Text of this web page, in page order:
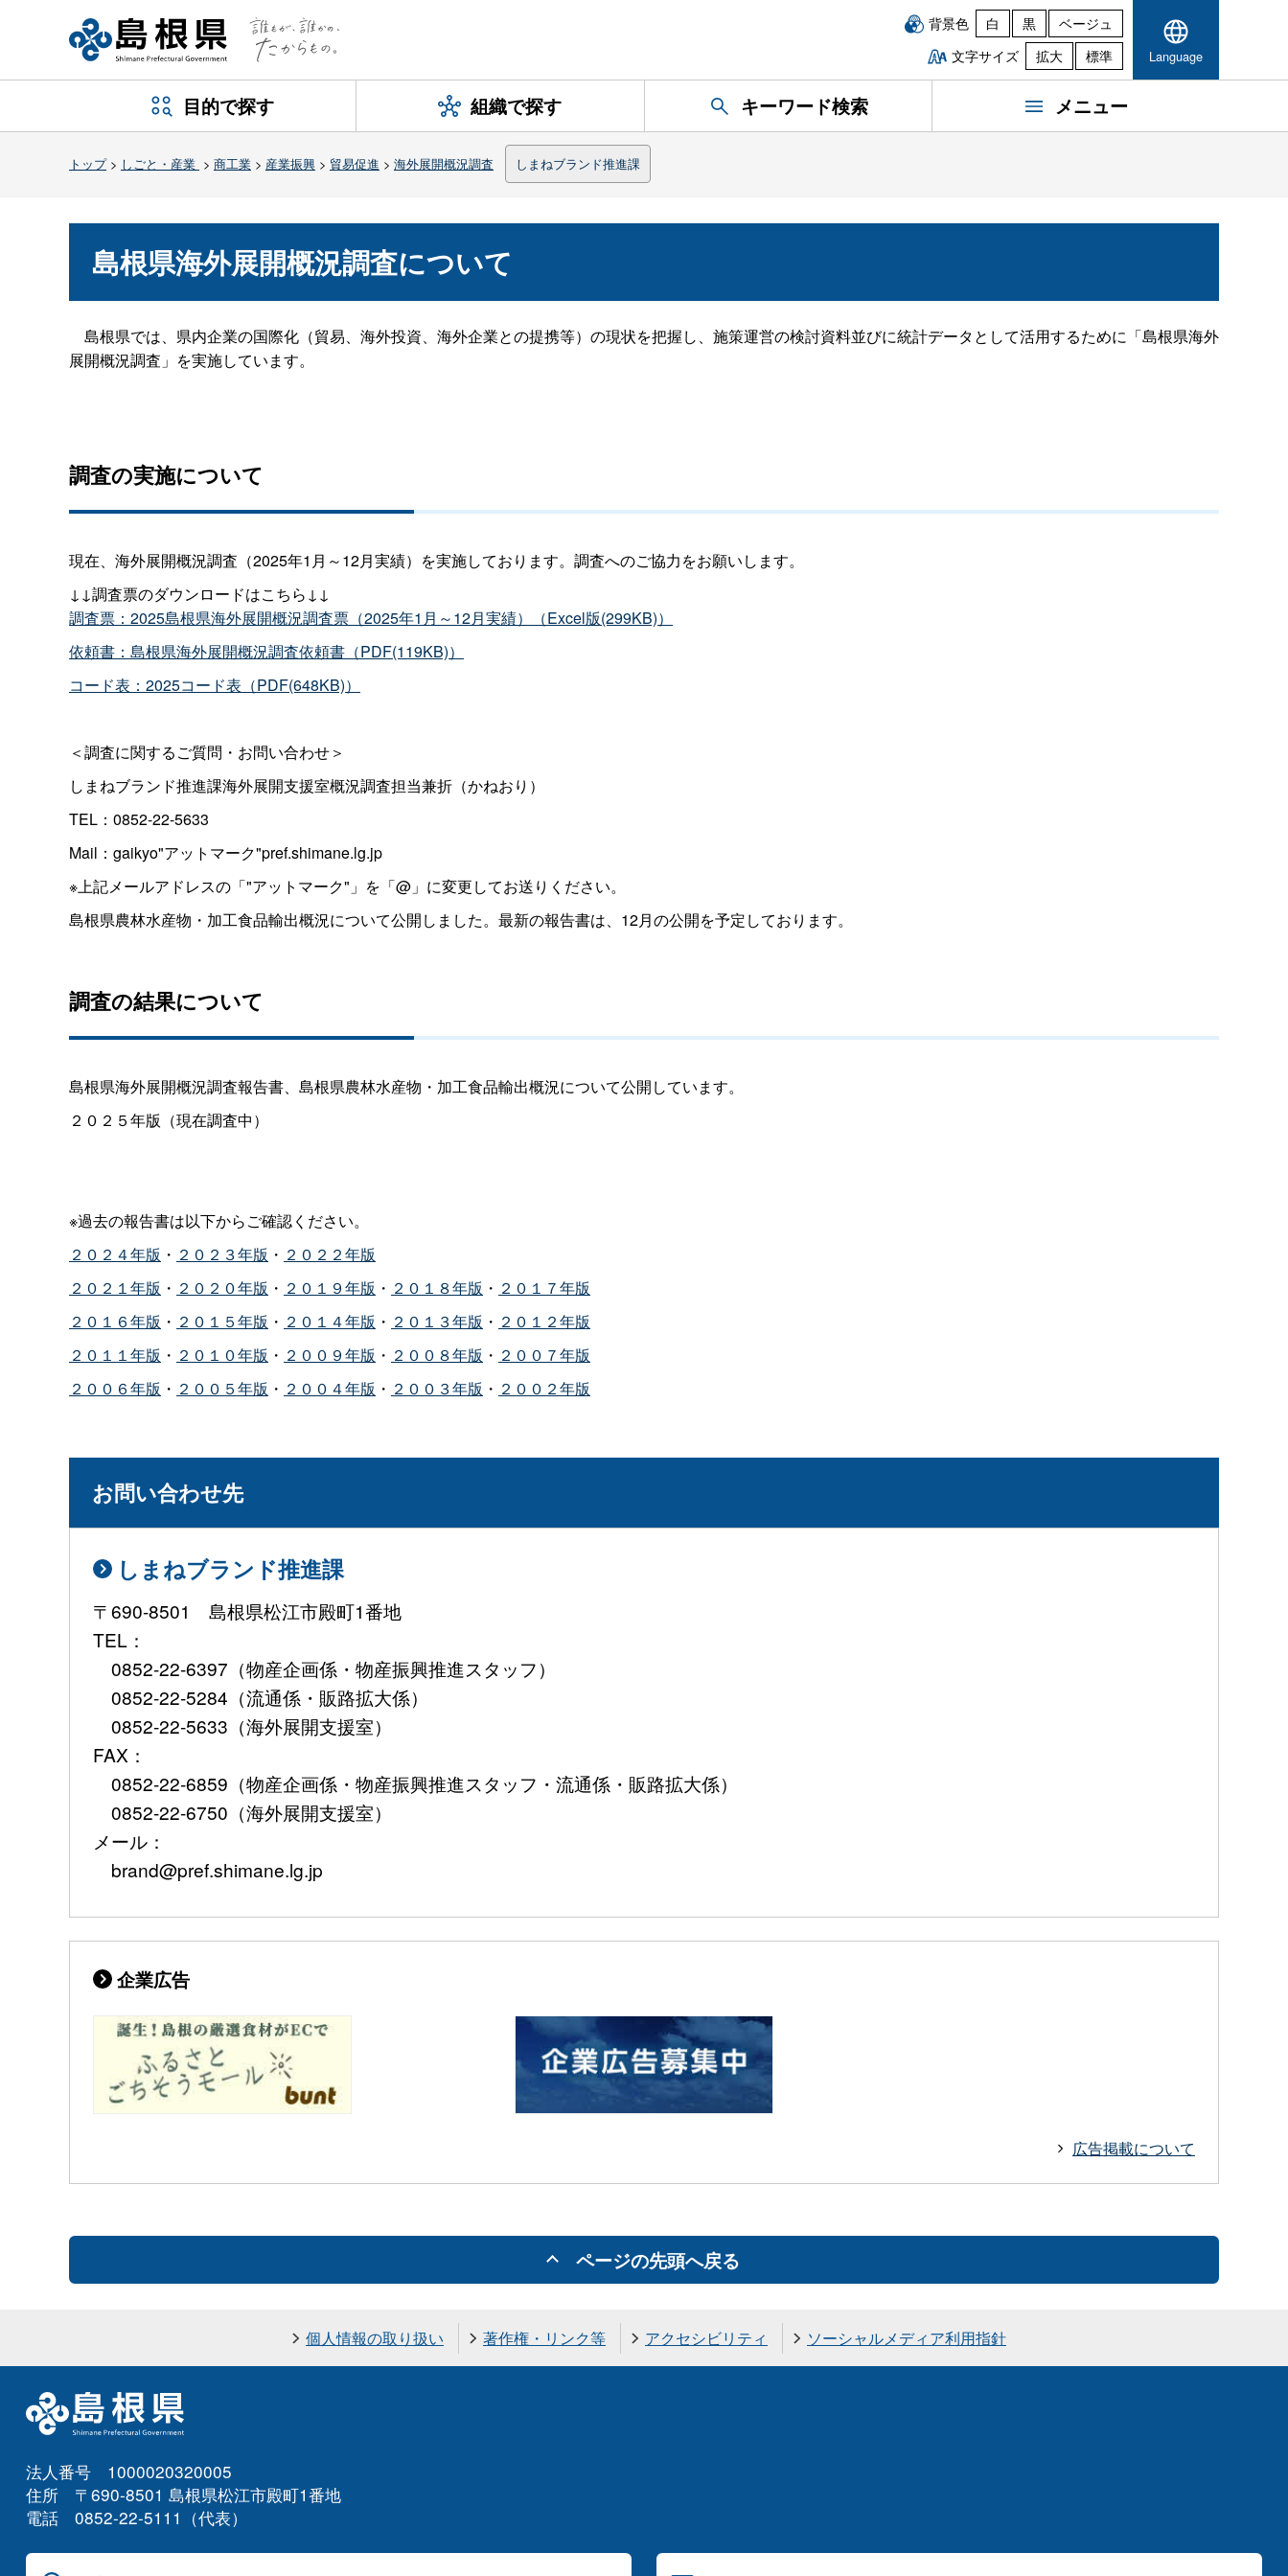
背景色 白 黒
ベージュ
文字サイズ
拡大 標準 Language
目的で探す 組織で探す キーワード検索 メニュー
トップ> しごと・産業 > 商工業 > 産業振興 > 貿易促進 > 海外展開概況調査 しまねブランド推進課
島根県海外展開概況調査について
島根県では、県内企業の国際化（貿易、海外投資、海外企業との提携等）の現状を把握し、施策運営の検討資料並びに統計データとして活用するために「島根県海外
展開概況調査」を実施しています。
調査の実施について
現在、海外展開概況調査（2025年1月～12月実績）を実施しております。調査へのご協力をお願いします。
↓↓調査票のダウンロードはこちら↓↓
調査票：2025島根県海外展開概況調査票（2025年1月～12月実績）（Excel版(299KB)）
依頼書：島根県海外展開概況調査依頼書（PDF(119KB)）
コード表：2025コード表（PDF(648KB)）
＜調査に関するご質問・お問い合わせ＞
しまねブランド推進課海外展開支援室概況調査担当兼折（かねおり）
TEL：0852-22-5633
Mail：gaikyo"アットマーク"pref.shimane.lg.jp
※上記メールアドレスの「"アットマーク"」を「@」に変更してお送りください。
島根県農林水産物・加工食品輸出概況について公開しました。最新の報告書は、12月の公開を予定しております。
調査の結果について
島根県海外展開概況調査報告書、島根県農林水産物・加工食品輸出概況について公開しています。
２０２５年版（現在調査中）
※過去の報告書は以下からご確認ください。
２０２４年版 ・ ２０２３年版 ・ ２０２２年版
２０２１年版 ・ ２０２０年版 ・ ２０１９年版 ・ ２０１８年版 ・ ２０１７年版
２０１６年版 ・ ２０１５年版 ・ ２０１４年版 ・ ２０１３年版 ・ ２０１２年版
２０１１年版 ・ ２０１０年版 ・ ２００９年版 ・ ２００８年版 ・ ２００７年版
２００６年版 ・ ２００５年版 ・ ２００４年版 ・ ２００３年版 ・ ２００２年版
お問い合わせ先
しまねブランド推進課
〒690-8501 島根県松江市殿町1番地
TEL：
0852-22-6397（物産企画係・物産振興推進スタッフ）
0852-22-5284（流通係・販路拡大係）
0852-22-5633（海外展開支援室）
FAX：
0852-22-6859（物産企画係・物産振興推進スタッフ・流通係・販路拡大係）
0852-22-6750（海外展開支援室）
メール：
brand@pref.shimane.lg.jp
企業広告
広告掲載について
ページの先頭へ戻る
個人情報の取り扱い 著作権・リンク等 アクセシビリティ ソーシャルメディア利用指針
法人番号 1000020320005
住所 〒690-8501 島根県松江市殿町1番地
電話 0852-22-5111（代表）